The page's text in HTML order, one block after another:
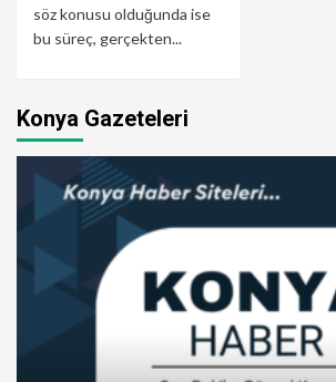
söz konusu olduğunda ise
bu süreç, gerçekten...
Konya Gazeteleri